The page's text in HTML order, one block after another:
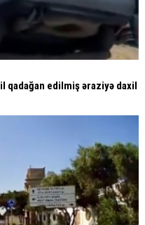
qadağan edilmiş əraziyə daxil